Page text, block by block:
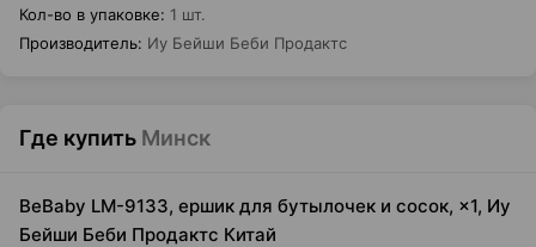
Кол-во в упаковке: 1 шт.
Производитель: Иу Бейши Беби Продактс
Где купить Минск
BeBaby LM-9133, ершик для бутылочек и сосок, ×1, Иу
Бейши Беби Продактс Китай